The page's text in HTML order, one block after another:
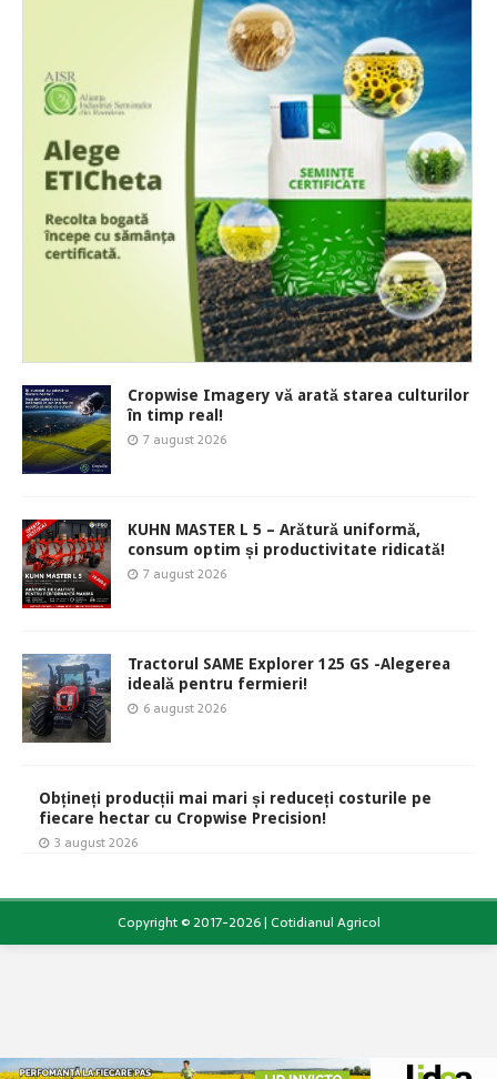
Cropwise Imagery vă arată starea culturilor
în timp real!
7 august 2026
KUHN MASTER L 5 – Arătură uniformă,
consum optim și productivitate ridicată!
7 august 2026
Tractorul SAME Explorer 125 GS -Alegerea
ideală pentru fermieri!
6 august 2026
Obțineți producții mai mari și reduceți costurile pe
fiecare hectar cu Cropwise Precision!
3 august 2026
Copyright © 2017-2026 | Cotidianul Agricol